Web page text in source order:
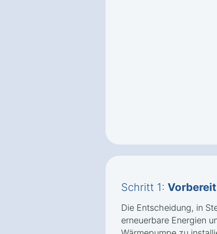
Schritt 1:
Die Entscheidung, in
erneuerbare Energien